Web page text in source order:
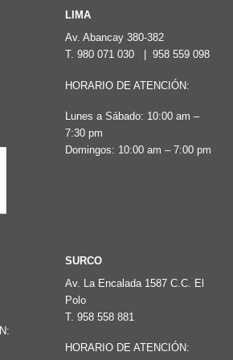
LIMA
Av. Abancay 380-382
T. 980 071 030 958 559 098
HORARIO DE ATENCIÓN:
Lunes a Sábado: 10:00 am –
7:30 pm
Domingos: 10:00 am – 7:00 pm
SURCO
Av. La Encalada 1587 C.C. El
Polo
T. 958 558 881
HORARIO DE ATENCIÓN: